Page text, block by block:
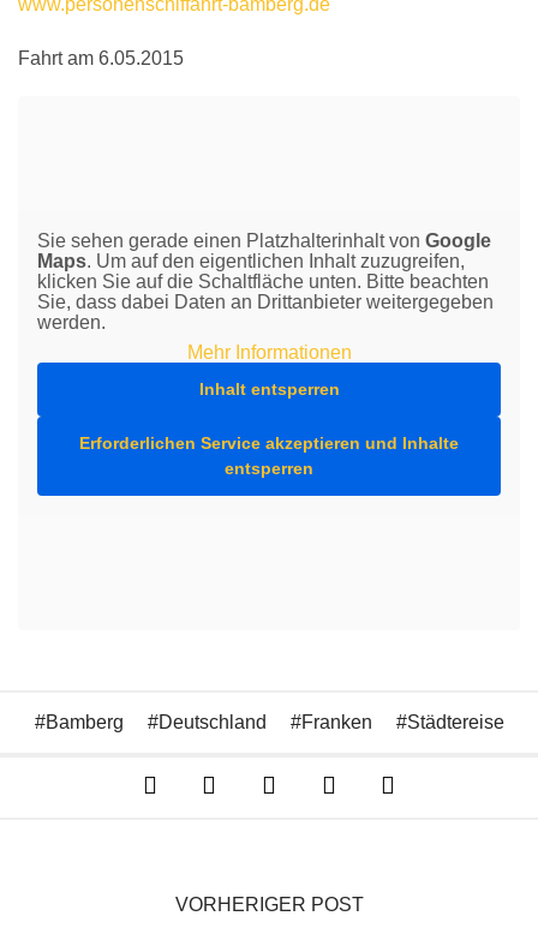
www.personenschiffahrt-bamberg.de
Fahrt am 6.05.2015
Sie sehen gerade einen Platzhalterinhalt von Google
Maps. Um auf den eigentlichen Inhalt zuzugreifen,
klicken Sie auf die Schaltfläche unten. Bitte beachten
Sie, dass dabei Daten an Drittanbieter weitergegeben
werden.
Mehr Informationen
Inhalt entsperren
Erforderlichen Service akzeptieren und Inhalte
entsperren
Bamberg Deutschland Franken Städtereise
VORHERIGER POST